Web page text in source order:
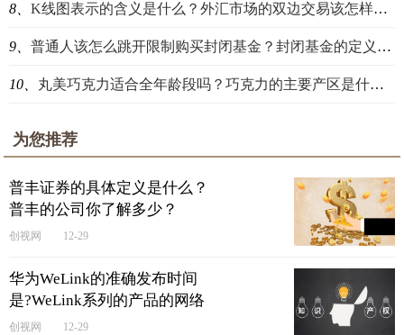
8、 K线图表示的含义是什么？外汇市场的双边交易该怎样进行理解？
9、 普通人该怎么跳开限制购买封闭基金？封闭基金的定义是什么？
10、 丸美巧克力适合全年龄段吗？巧克力的主要产区是什么？
为您推荐
​普丰证券的具体定义是什么？
普丰的公司你了解多少？
创视网 12-29
华为WeLink的准确发布时间
是?WeLink系列的产品的网络
安全保护做的好吗？
创视网 12-29